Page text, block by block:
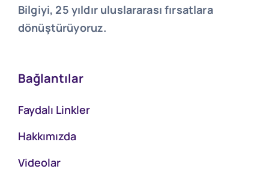
Bilgiyi, 25 yıldır uluslararası fırsatlara
dönüştürüyoruz.
Bağlantılar
Faydalı Linkler
Hakkımızda
Videolar